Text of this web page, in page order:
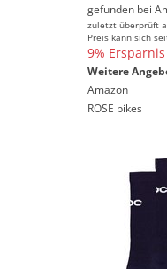
gefunden bei
zuletzt überprüft
Preis kann sich
9% Ersparnis
Weitere
Amazon
ROSE bikes